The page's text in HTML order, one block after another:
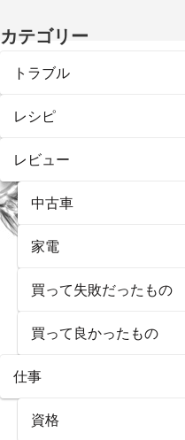
カテゴリー
トラブル
レシピ
レビュー
中古車
家電
買って失敗だったもの
買って良かったもの
仕事
資格